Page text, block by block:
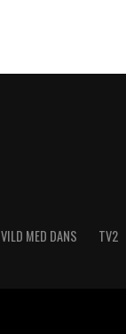
VILD MED DANS TV2